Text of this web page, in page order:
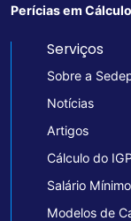
Perícias em
Serviços
Sobre a
Notícias
Artigos
Cálculo do
Salário Mínimo
Modelos de